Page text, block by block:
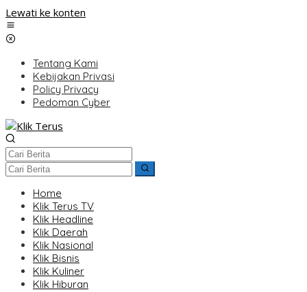
Lewati ke konten
Tentang Kami
Kebijakan Privasi
Policy Privacy
Pedoman Cyber
Home
Klik Terus TV
Klik Headline
Klik Daerah
Klik Nasional
Klik Bisnis
Klik Kuliner
Klik Hiburan